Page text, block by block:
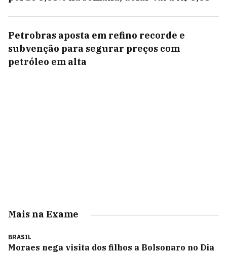
Petrobras aposta em refino recorde e
subvenção para segurar preços com
petróleo em alta
Mais na Exame
BRASIL
Moraes nega visita dos filhos a Bolsonaro no Dia